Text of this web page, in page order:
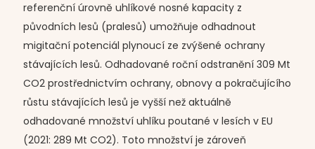
referenční úrovně uhlíkové nosné kapacity z
původních lesů (pralesů) umožňuje odhadnout
migitační potenciál plynoucí ze zvýšené ochrany
stávajících lesů. Odhadované roční odstranění 309 Mt
CO2 prostřednictvím ochrany, obnovy a pokračujícího
růstu stávajících lesů je vyšší než aktuálně
odhadované množství uhlíku poutané v lesích v EU
(2021: 289 Mt CO2). Toto množství je zároveň